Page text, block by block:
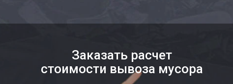
Заказать расчет
стоимости вывоза мусора